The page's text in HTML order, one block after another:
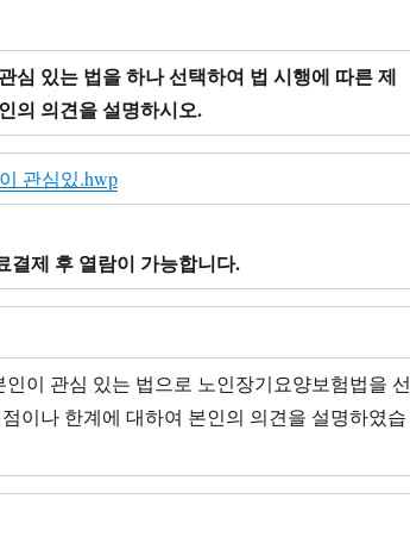
심 있는 법을 하나 선택하여 법 시행에 따른 제
의 의견을 설명하시오.
관심있.hwp
결제 후 열람이 가능합니다.
이 관심 있는 법으로 노인장기요양보험법을 선
이나 한계에 대하여 본인의 의견을 설명하였습